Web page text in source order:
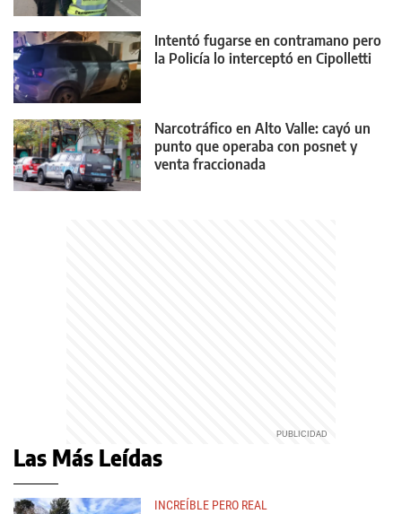
Intentó fugarse en contramano pero
la Policía lo interceptó en Cipolletti
Narcotráfico en Alto Valle: cayó un
punto que operaba con posnet y
venta fraccionada
Las Más Leídas
INCREÍBLE PERO REAL